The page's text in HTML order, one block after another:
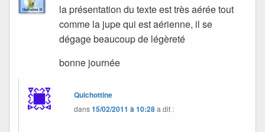
la présentation du texte est très aérée tout
comme la jupe qui est aérienne, il se
dégage beaucoup de légèreté
bonne journée
Quichottine
dans15/02/2011 à 10:28a dit :